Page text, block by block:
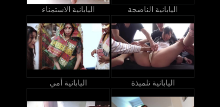
اليابانية الاستمناء اليابانية الناضجة
اليابانية أمي اليابانية تلميذة